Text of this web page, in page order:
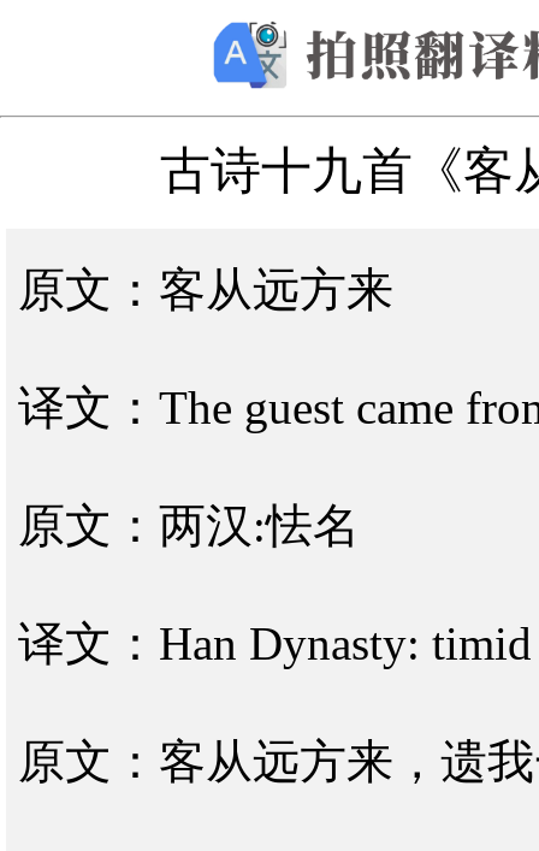
古诗十九首《客
原文：客从远方来
译文：The guest came
原文：两汉:怯名
译文：Han Dynasty: timid
原文：客从远方来，遗